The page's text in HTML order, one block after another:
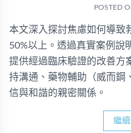
POSTED
本文深入探討焦慮如何導致
50%以上。透過真實案例說
提供經過臨床驗證的改善方
持溝通、藥物輔助（威而鋼
信與和諧的親密關係。
繼